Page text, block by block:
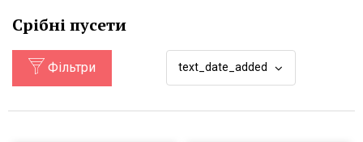
Срібні пусети
Фільтри text_date_added